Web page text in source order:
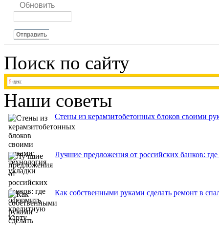
Обновить
Отправить
Поиск по сайту
Наши советы
Стены из керамзитобетонных блоков своими
Лучшие предложения от российских банков:
Как собственными руками сделать ремонт в